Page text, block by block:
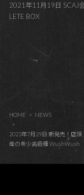
2021年11月19日 SCAJ
LETE BOX
HOME NEWS
2023年7月29日 新発売！店
産の希少高級種 WushWush